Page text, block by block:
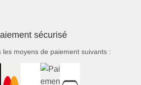
sécurisé
les moyens de paiement suivants :